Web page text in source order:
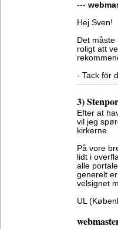
---
Hej Sven!
Det
roligt att
- Tack för
3)
Efter at
vil jeg
kirkerne.
På vore
lidt i
alle
generelt
velsignet
UL